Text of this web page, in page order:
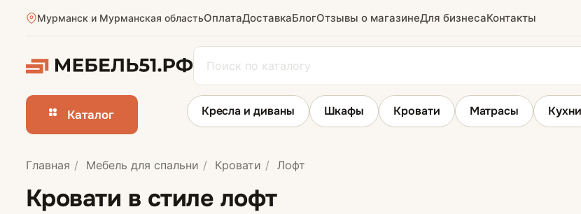
Мурманск и Мурманская областьОплатаДоставкаБлогОтзывы о магазинеДля бизнесаКонтакты
Каталог Кресла и диваны Шкафы Кровати Матрасы Кухни
Главная Мебель для спальни Кровати Лофт
Кровати в стиле лофт